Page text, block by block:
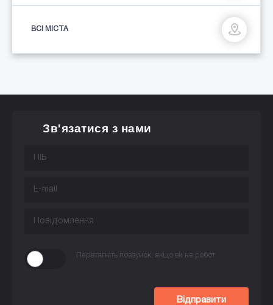
ВСІ МІСТА
Зв'язатися з нами
Перетягніть повзунок, якщо ви не робот
Відправити